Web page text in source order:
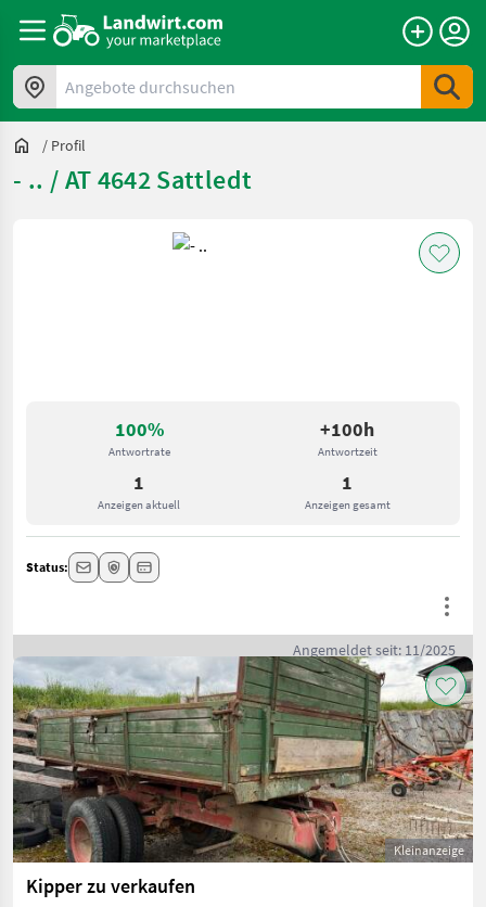
Angebote durchsuchen
/ Profil
- .. / AT 4642 Sattledt
100%
Antwortrate
+100h
Antwortzeit
1
Anzeigen aktuell
1
Anzeigen gesamt
Status:
Angemeldet seit: 11/2025
Kleinanzeige
Kipper zu verkaufen